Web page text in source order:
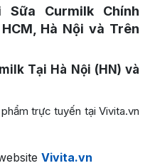
Sữa Curmilk Chính
Hà Nội và Trên
Tại Hà Nội (HN) và
trực tuyến tại Vivita.vn
Vivita.vn